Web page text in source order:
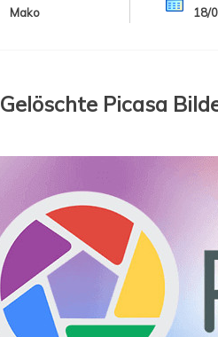
Mako
18/
Gelöschte Picasa